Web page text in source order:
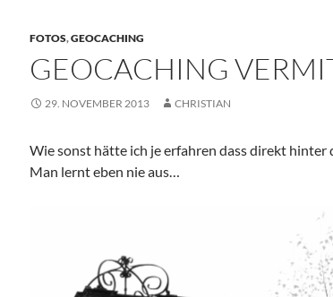
FOTOS,GEOCACHING
GEOCACHING
29. NOVEMBER 2013 CHRISTIAN
Wie sonst hätte ich je erfahren dass direkt
Man lernt eben nie aus…